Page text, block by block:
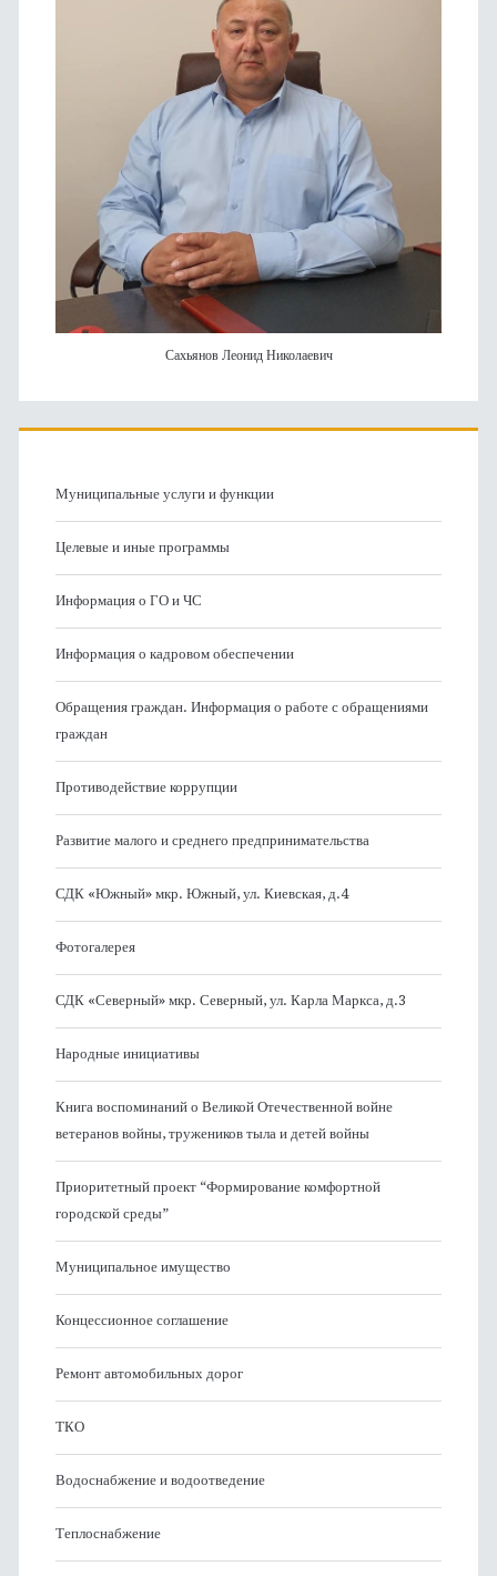
Сахьянов Леонид Николаевич
Муниципальные услуги и функции
Целевые и иные программы
Информация о ГО и ЧС
Информация о кадровом обеспечении
Обращения граждан. Информация о работе с обращениями
граждан
Противодействие коррупции
Развитие малого и среднего предпринимательства
СДК «Южный» мкр. Южный, ул. Киевская, д.4
Фотогалерея
СДК «Северный» мкр. Северный, ул. Карла Маркса, д.3
Народные инициативы
Книга воспоминаний о Великой Отечественной войне
ветеранов войны, тружеников тыла и детей войны
Приоритетный проект “Формирование комфортной
городской среды”
Муниципальное имущество
Концессионное соглашение
Ремонт автомобильных дорог
ТКО
Водоснабжение и водоотведение
Теплоснабжение